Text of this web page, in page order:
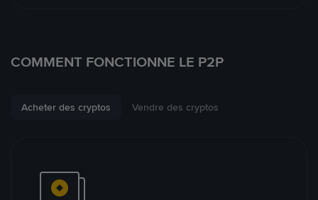
COMMENT FONCTIONNE LE P2P
Acheter des cryptos Vendre des cryptos